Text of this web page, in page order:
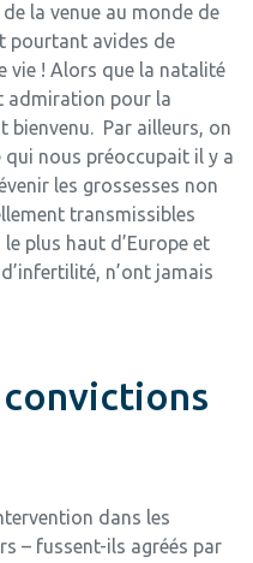
la venue au monde de
pourtant avides de
vie ! Alors que la natalité
admiration pour la
bienvenu. Par ailleurs, on
nous préoccupait il y a
les grossesses non
transmissibles
plus haut d’Europe et
n’ont jamais
dans les
– fussent-ils agréés par